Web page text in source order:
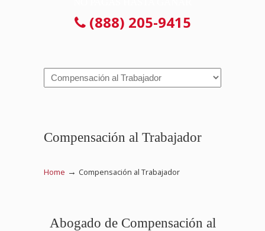
(888) 205-9415
Navigation
Compensación al Trabajador
Home → Compensación al Trabajador
Abogado de Compensación al